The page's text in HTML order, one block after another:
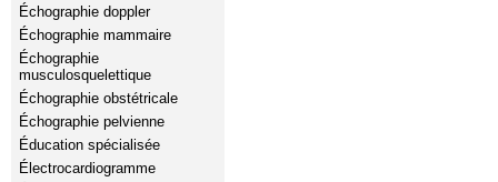
Échographie doppler
Échographie mammaire
Échographie
musculosquelettique
Échographie obstétricale
Échographie pelvienne
Éducation spécialisée
Électrocardiogramme